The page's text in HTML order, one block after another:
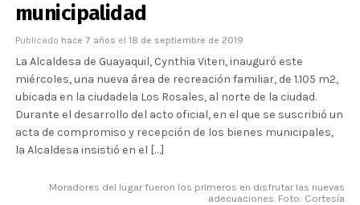
municipalidad
Publicado hace 7 años el 18 de septiembre de 2019
La Alcaldesa de Guayaquil, Cynthia Viteri, inauguró este
miércoles, una nueva área de recreación familiar, de 1.105 m2,
ubicada en la ciudadela Los Rosales, al norte de la ciudad.
Durante el desarrollo del acto oficial, en el que se suscribió un
acta de compromiso y recepción de los bienes municipales,
la Alcaldesa insistió en el […]
Moradores del lugar fueron los primeros en disfrutar las nuevas
adecuaciones. Foto: Cortesía